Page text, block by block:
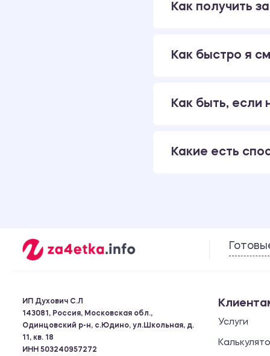
Как получить
Как быстро я
Как быть, если
Какие есть
ИП Духович С.Л
143081, Россия, Московская обл.,
Одинцовский р-н, с.Юдино, ул.Школьная, д.
11, кв. 18
ИНН 503240957272
Услуги